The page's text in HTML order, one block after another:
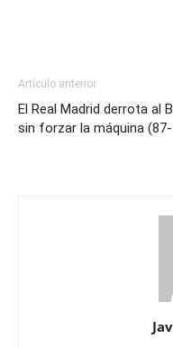
Artículo anterior
El Real Madrid derrota al
sin forzar la máquina